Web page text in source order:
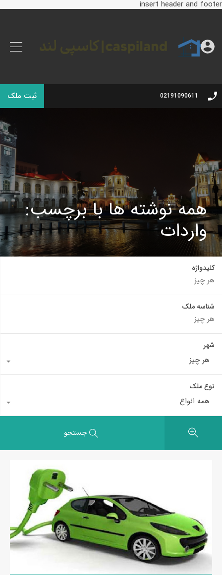
insert header and footer
02191090611 ثبت ملک
همه نوشته ها با برچسب:
واردات
کلیدواژه
شناسه ملک
شهر
هر چیز
نوع ملک
همه انواع
جستجو